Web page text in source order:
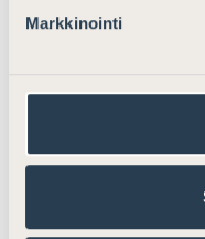
Markkinointi
tunnistamisesta
Lausunnot28.2.2024
Ajankohtaista
Lausunto HE:stä